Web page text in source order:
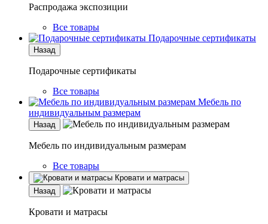
Распродажа экспозиции
Все товары
Подарочные сертификаты
Назад
Подарочные сертификаты
Все товары
Мебель по
индивидуальным размерам
Назад
Мебель по индивидуальным размерам
Все товары
Кровати и матрасы
Назад
Кровати и матрасы